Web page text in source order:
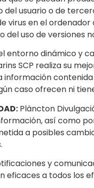
usuario o de
virus en el
uso de versiones
entorno dinámico y
SCP realiza su
información
caso ofrecen ni
Plàncton
así como
a posibles
y
eficaces a todos los